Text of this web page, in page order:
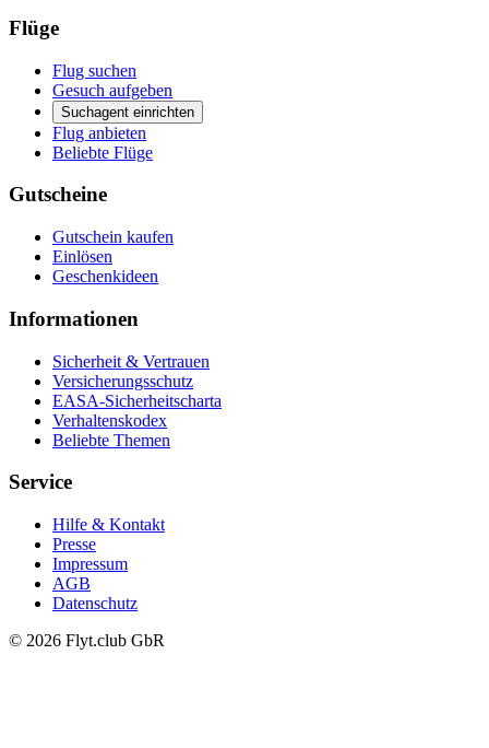
Flüge
Flug suchen
Gesuch aufgeben
Suchagent einrichten
Flug anbieten
Beliebte Flüge
Gutscheine
Gutschein kaufen
Einlösen
Geschenkideen
Informationen
Sicherheit & Vertrauen
Versicherungsschutz
EASA-Sicherheitscharta
Verhaltenskodex
Beliebte Themen
Service
Hilfe & Kontakt
Presse
Impressum
AGB
Datenschutz
© 2026 Flyt.club GbR